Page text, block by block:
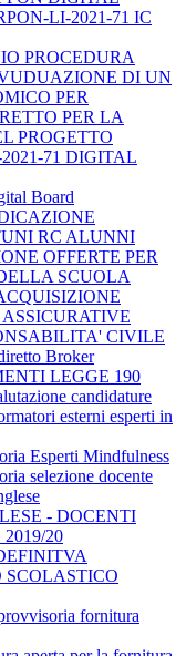
LI-2021-71 IC
PROCEDURA
DI UN
PER
PER LA
PROGETTO
71 DIGITAL
Board
RC ALUNNI
OFFERTE PER
SCUOLA
CIVILE
Broker
LEGGE 190
candidature
esterni esperti in
Esperti Mindfulness
selezione docente
- DOCENTI
20
fornitura